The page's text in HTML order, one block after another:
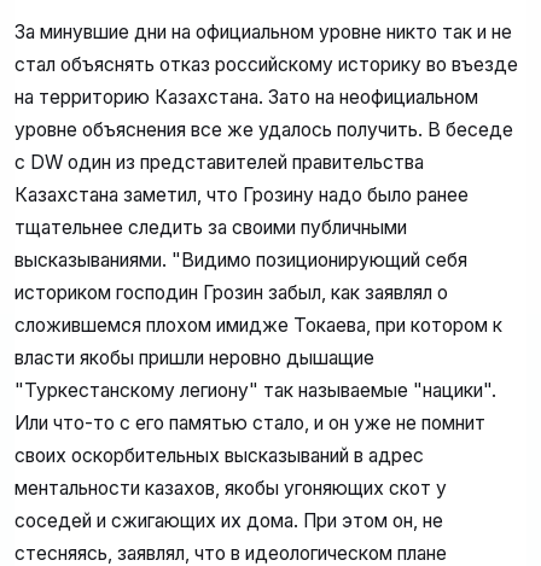
За минувшие дни на официальном уровне никто так и не
стал объяснять отказ российскому историку во въезде
на территорию Казахстана. Зато на неофициальном
уровне объяснения все же удалось получить. В беседе
с DW один из представителей правительства
Казахстана заметил, что Грозину надо было ранее
тщательнее следить за своими публичными
высказываниями. "Видимо позиционирующий себя
историком господин Грозин забыл, как заявлял о
сложившемся плохом имидже Токаева, при котором к
власти якобы пришли неровно дышащие
"Туркестанскому легиону" так называемые "нацики".
Или что-то с его памятью стало, и он уже не помнит
своих оскорбительных высказываний в адрес
ментальности казахов, якобы угоняющих скот у
соседей и сжигающих их дома. При этом он, не
стесняясь, заявлял, что в идеологическом плане